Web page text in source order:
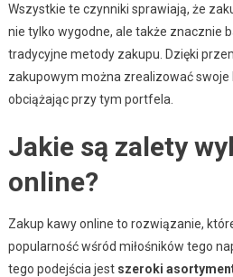
Wszystkie te czynniki sprawiają, że
nie tylko wygodne, ale także znacznie
tradycyjne metody zakupu. Dzięki
zakupowym można zrealizować
obciążając przy tym portfela.
Jakie są zalety
online?
Zakup kawy online to rozwiązanie,
popularność wśród miłośników tego
tego podejścia jest szeroki